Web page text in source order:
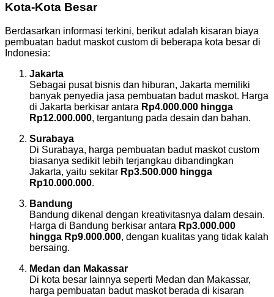
Kota-Kota Besar
Berdasarkan informasi terkini, berikut adalah kisaran biaya
pembuatan badut maskot custom di beberapa kota besar di
Indonesia:
Jakarta
Sebagai pusat bisnis dan hiburan, Jakarta memiliki
banyak penyedia jasa pembuatan badut maskot. Harga
di Jakarta berkisar antara Rp4.000.000 hingga
Rp12.000.000, tergantung pada desain dan bahan.
Surabaya
Di Surabaya, harga pembuatan badut maskot custom
biasanya sedikit lebih terjangkau dibandingkan
Jakarta, yaitu sekitar Rp3.500.000 hingga
Rp10.000.000.
Bandung
Bandung dikenal dengan kreativitasnya dalam desain.
Harga di Bandung berkisar antara Rp3.000.000
hingga Rp9.000.000, dengan kualitas yang tidak kalah
bersaing.
Medan dan Makassar
Di kota besar lainnya seperti Medan dan Makassar,
harga pembuatan badut maskot berada di kisaran